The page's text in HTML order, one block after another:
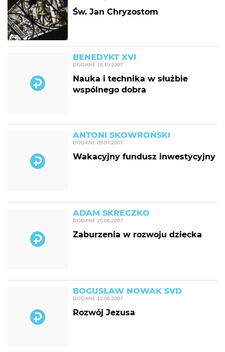
Św. Jan Chryzostom
BENEDYKT XVI
DODANE 18.10.2007
Nauka i technika w służbie
wspólnego dobra
ANTONI SKOWROŃSKI
DODANE 09.07.2007
Wakacyjny fundusz inwestycyjny
ADAM SKRECZKO
DODANE 20.06.2007
Zaburzenia w rozwoju dziecka
BOGUSŁAW NOWAK SVD
DODANE 12.06.2007
Rozwój Jezusa